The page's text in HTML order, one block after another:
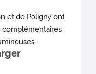
et de Poligny ont
complémentaires